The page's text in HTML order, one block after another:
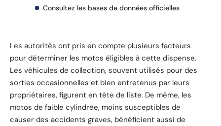
Consultez les bases de données officielles
Les autorités ont pris en compte plusieurs facteurs
pour déterminer les motos éligibles à cette dispense.
Les véhicules de collection, souvent utilisés pour des
sorties occasionnelles et bien entretenus par leurs
propriétaires, figurent en tête de liste. De même, les
motos de faible cylindrée, moins susceptibles de
causer des accidents graves, bénéficient aussi de